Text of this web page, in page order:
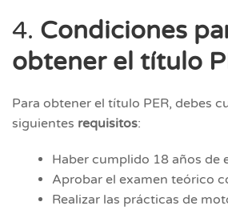
4. Condiciones
obtener el título
Para obtener el título PER, debes
siguientes requisitos:
Haber cumplido 18 años de
Aprobar el examen teórico
Realizar las prácticas de